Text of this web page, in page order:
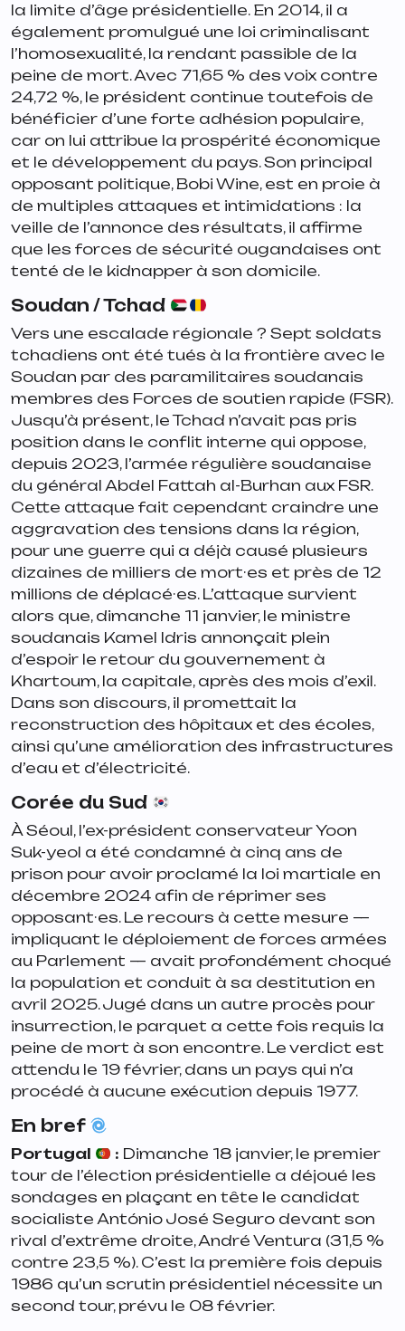
la limite d’âge présidentielle. En 2014, il a
également promulgué une loi criminalisant
l’homosexualité, la rendant passible de la
peine de mort. Avec 71,65 % des voix contre
24,72 %, le président continue toutefois de
bénéficier d’une forte adhésion populaire,
car on lui attribue la prospérité économique
et le développement du pays. Son principal
opposant politique, Bobi Wine, est en proie à
de multiples attaques et intimidations : la
veille de l’annonce des résultats, il affirme
que les forces de sécurité ougandaises ont
tenté de le kidnapper à son domicile.
Soudan / Tchad
Vers une escalade régionale ? Sept soldats
tchadiens ont été tués à la frontière avec le
Soudan par des paramilitaires soudanais
membres des Forces de soutien rapide (FSR).
Jusqu’à présent, le Tchad n’avait pas pris
position dans le conflit interne qui oppose,
depuis 2023, l’armée régulière soudanaise
du général Abdel Fattah al-Burhan aux FSR.
Cette attaque fait cependant craindre une
aggravation des tensions dans la région,
pour une guerre qui a déjà causé plusieurs
dizaines de milliers de mort·es et près de 12
millions de déplacé·es. L’attaque survient
alors que, dimanche 11 janvier, le ministre
soudanais Kamel Idris annonçait plein
d’espoir le retour du gouvernement à
Khartoum, la capitale, après des mois d’exil.
Dans son discours, il promettait la
reconstruction des hôpitaux et des écoles,
ainsi qu’une amélioration des infrastructures
d’eau et d’électricité.
Corée du Sud
À Séoul, l’ex-président conservateur Yoon
Suk-yeol a été condamné à cinq ans de
prison pour avoir proclamé la loi martiale en
décembre 2024 afin de réprimer ses
opposant·es. Le recours à cette mesure —
impliquant le déploiement de forces armées
au Parlement — avait profondément choqué
la population et conduit à sa destitution en
avril 2025. Jugé dans un autre procès pour
insurrection, le parquet a cette fois requis la
peine de mort à son encontre. Le verdict est
attendu le 19 février, dans un pays qui n’a
procédé à aucune exécution depuis 1977.
En bref
Portugal : Dimanche 18 janvier, le premier
tour de l’élection présidentielle a déjoué les
sondages en plaçant en tête le candidat
socialiste António José Seguro devant son
rival d’extrême droite, André Ventura (31,5 %
contre 23,5 %). C’est la première fois depuis
1986 qu’un scrutin présidentiel nécessite un
second tour, prévu le 08 février.